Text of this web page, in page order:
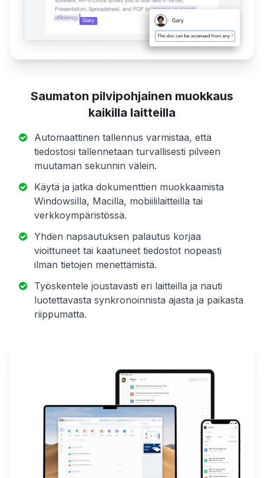
Saumaton pilvipohjainen muokkaus
kaikilla laitteilla
Automaattinen tallennus varmistaa, että
tiedostosi tallennetaan turvallisesti pilveen
muutaman sekunnin välein.
Käytä ja jatka dokumenttien muokkaamista
Windowsilla, Macilla, mobiililaitteilla tai
verkkoympäristössä.
Yhden napsautuksen palautus korjaa
vioittuneet tai kaatuneet tiedostot nopeasti
ilman tietojen menettämistä.
Työskentele joustavasti eri laitteilla ja nauti
luotettavasta synkronoinnista ajasta ja paikasta
riippumatta.